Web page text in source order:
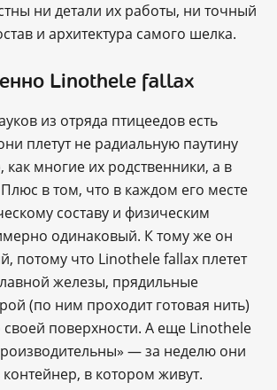
ни детали их работы, ни точный
и архитектура самого шелка.
Linothele fallax
из отряда птицеедов есть
плетут не радиальную паутину
как многие их родственники, а в
в том, что в каждом его месте
составу и физическим
одинаковый. К тому же он
потому что Linothele fallax плетет
железы, прядильные
(по ним проходит готовая нить)
поверхности. А еще Linothele
— за неделю они
в котором живут.